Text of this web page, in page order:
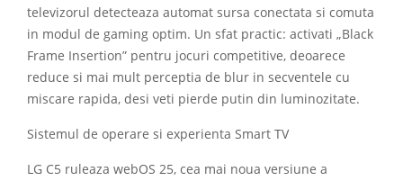
televizorul detecteaza automat sursa conectata si comuta
in modul de gaming optim. Un sfat practic: activati „Black
Frame Insertion” pentru jocuri competitive, deoarece
reduce si mai mult perceptia de blur in secventele cu
miscare rapida, desi veti pierde putin din luminozitate.
Sistemul de operare si experienta Smart TV
LG C5 ruleaza webOS 25, cea mai noua versiune a